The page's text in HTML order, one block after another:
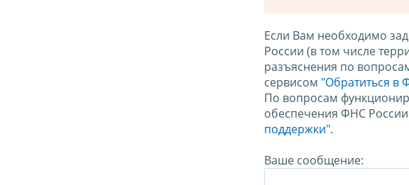
Если Вам необходимо
России (в том числе
разъяснения по
сервисом "Обратиться в
По вопросам
обеспечения ФНС
поддержки".
Ваше сообщение: